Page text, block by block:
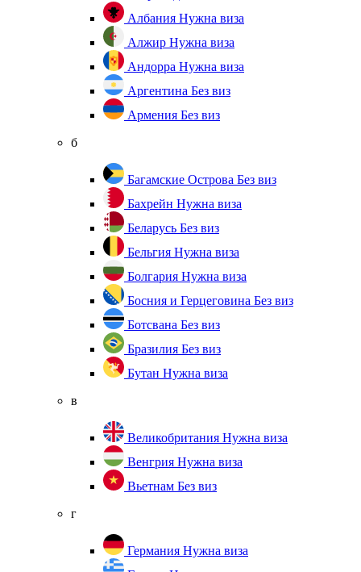
Албания Нужна виза
Алжир Нужна виза
Андорра Нужна виза
Аргентина Без виз
Армения Без виз
б
Багамские Острова Без виз
Бахрейн Нужна виза
Беларусь Без виз
Бельгия Нужна виза
Болгария Нужна виза
Босния и Герцеговина Без виз
Ботсвана Без виз
Бразилия Без виз
Бутан Нужна виза
в
Великобритания Нужна виза
Венгрия Нужна виза
Вьетнам Без виз
г
Германия Нужна виза